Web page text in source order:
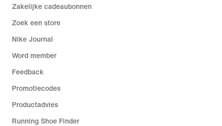
Zakelijke cadeaubonnen
Zoek een store
Nike Journal
Word member
Feedback
Promotiecodes
Productadvies
Running Shoe Finder